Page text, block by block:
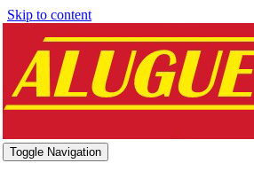
Skip to content
Toggle Navigation